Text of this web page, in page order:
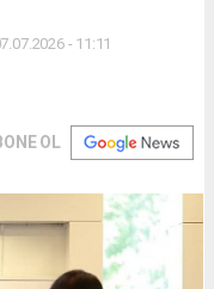
- 11:11
OL